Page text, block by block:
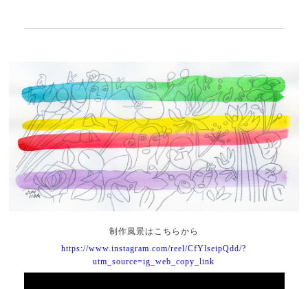
制作風景はこちらから
https://www.instagram.com/reel/CfYlseipQdd/?
utm_source=ig_web_copy_link